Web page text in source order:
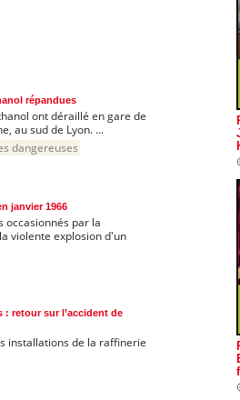
répandues
ont déraillé en gare de
au sud de Lyon. ...
dangereuses
janvier 1966
occasionnés par la
violente explosion d'un
retour sur l’accident de
installations de la raffinerie